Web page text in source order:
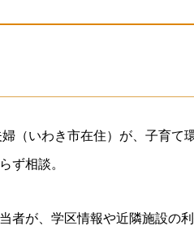
婦（いわき市在住）が、子育
ず相談。
者が、学区情報や近隣施設の